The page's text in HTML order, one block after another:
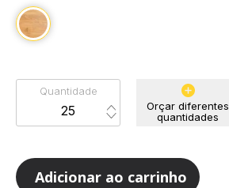
Quantidade
Orçar diferentes
quantidades
Adicionar ao carrinho